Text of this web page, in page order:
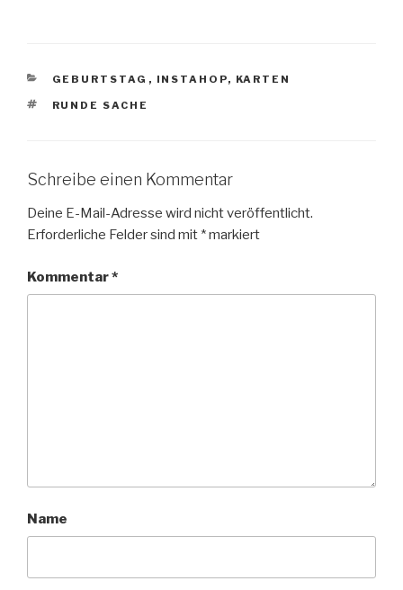
KATEGORIEN
GEBURTSTAG , INSTAHOP, KARTEN
SCHLAGWÖRTER
RUNDE SACHE
Schreibe einen Kommentar
Deine E-Mail-Adresse wird nicht veröffentlicht.
Erforderliche Felder sind mit *markiert
Kommentar*
Name